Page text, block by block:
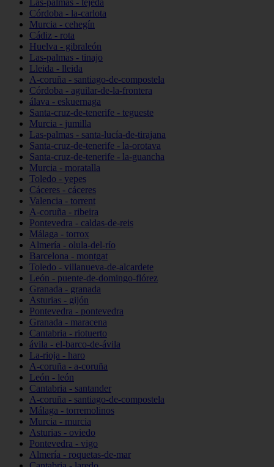
Las-palmas - tejeda
Córdoba - la-carlota
Murcia - cehegín
Cádiz - rota
Huelva - gibraleón
Las-palmas - tinajo
Lleida - lleida
A-coruña - santiago-de-compostela
Córdoba - aguilar-de-la-frontera
álava - eskuernaga
Santa-cruz-de-tenerife - tegueste
Murcia - jumilla
Las-palmas - santa-lucía-de-tirajana
Santa-cruz-de-tenerife - la-orotava
Santa-cruz-de-tenerife - la-guancha
Murcia - moratalla
Toledo - yepes
Cáceres - cáceres
Valencia - torrent
A-coruña - ribeira
Pontevedra - caldas-de-reis
Málaga - torrox
Almería - olula-del-río
Barcelona - montgat
Toledo - villanueva-de-alcardete
León - puente-de-domingo-flórez
Granada - granada
Asturias - gijón
Pontevedra - pontevedra
Granada - maracena
Cantabria - riotuerto
ávila - el-barco-de-ávila
La-rioja - haro
A-coruña - a-coruña
León - león
Cantabria - santander
A-coruña - santiago-de-compostela
Málaga - torremolinos
Murcia - murcia
Asturias - oviedo
Pontevedra - vigo
Almería - roquetas-de-mar